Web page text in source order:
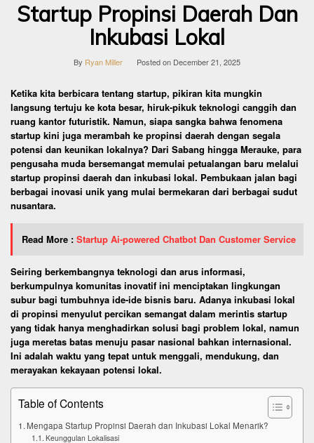
Startup Propinsi Daerah Dan
Inkubasi Lokal
By Ryan Miller Posted on December 21, 2025
Ketika kita berbicara tentang startup, pikiran kita mungkin
langsung tertuju ke kota besar, hiruk-pikuk teknologi canggih dan
ruang kantor futuristik. Namun, siapa sangka bahwa fenomena
startup kini juga merambah ke propinsi daerah dengan segala
potensi dan keunikan lokalnya? Dari Sabang hingga Merauke, para
pengusaha muda bersemangat memulai petualangan baru melalui
startup propinsi daerah dan inkubasi lokal. Pembukaan jalan bagi
berbagai inovasi unik yang mulai bermekaran dari berbagai sudut
nusantara.
Read More : Startup Ai-powered Chatbot Dan Customer Service
Seiring berkembangnya teknologi dan arus informasi,
berkumpulnya komunitas inovatif ini menciptakan lingkungan
subur bagi tumbuhnya ide-ide bisnis baru. Adanya inkubasi lokal
di propinsi menyulut percikan semangat dalam merintis startup
yang tidak hanya menghadirkan solusi bagi problem lokal, namun
juga meretas batas menuju pasar nasional bahkan internasional.
Ini adalah waktu yang tepat untuk menggali, mendukung, dan
merayakan kekayaan potensi lokal.
Table of Contents
Mengapa Startup Propinsi Daerah dan Inkubasi Lokal Menarik?
Keunggulan Lokalisasi